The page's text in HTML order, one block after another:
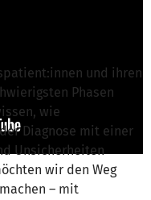
und ihren
Phasen
wie
Diagnose mit einer
Unsicherheiten
wir den Weg
– mit